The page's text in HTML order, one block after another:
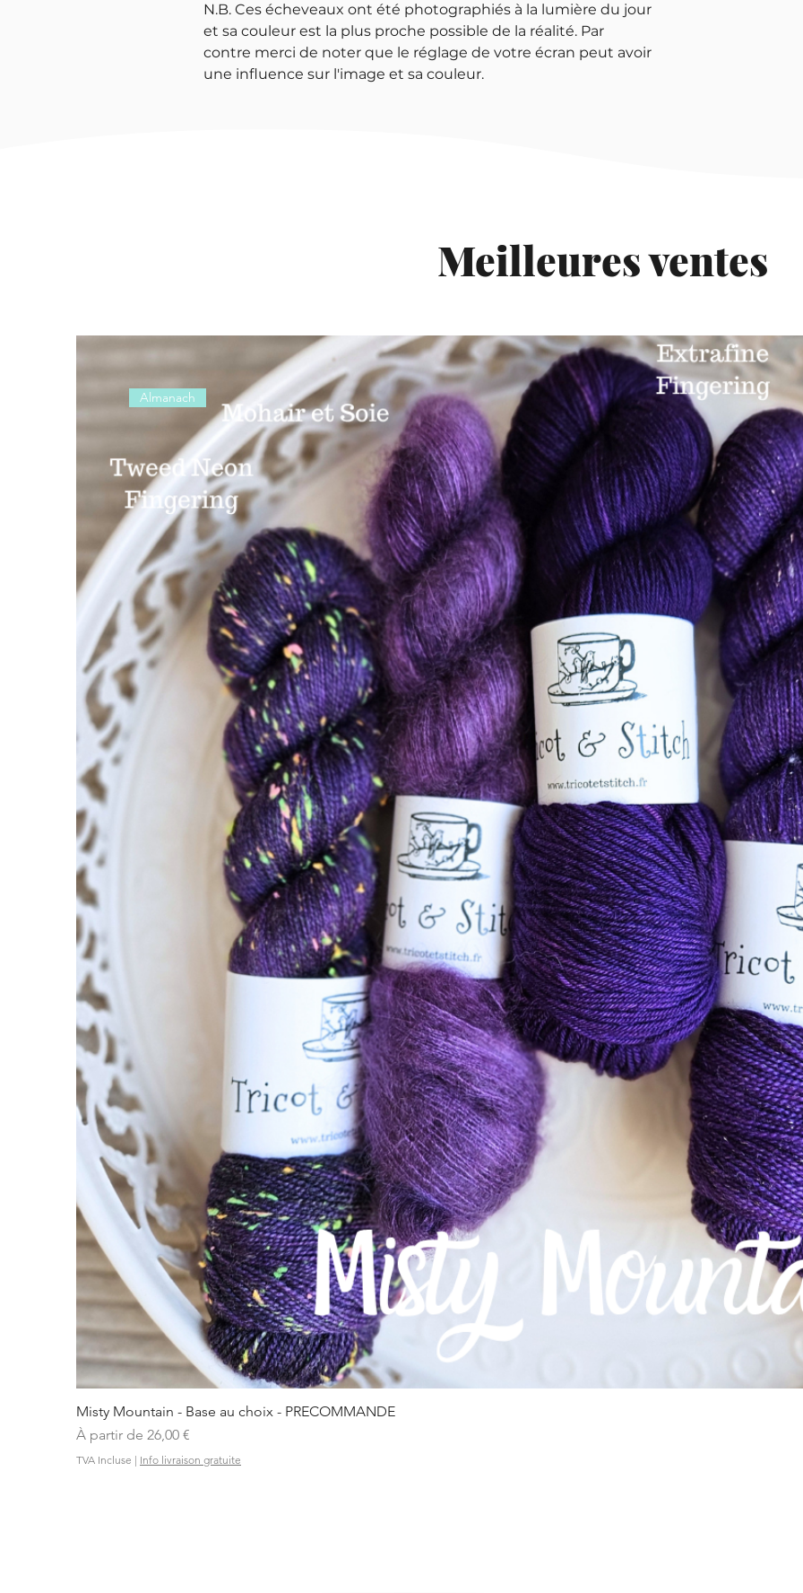
N.B. Ces écheveaux ont été photographiés à la lumière du jour
et sa couleur est la plus proche possible de la réalité. Par
contre merci de noter que le réglage de votre écran peut avoir
une influence sur l'image et sa couleur.
Meilleures ventes
Almanach
Misty Mountain - Base au choix - PRECOMMANDE
À partir de 26,00 €
Prix promotionnel
TVA Incluse | Info livraison gratuite